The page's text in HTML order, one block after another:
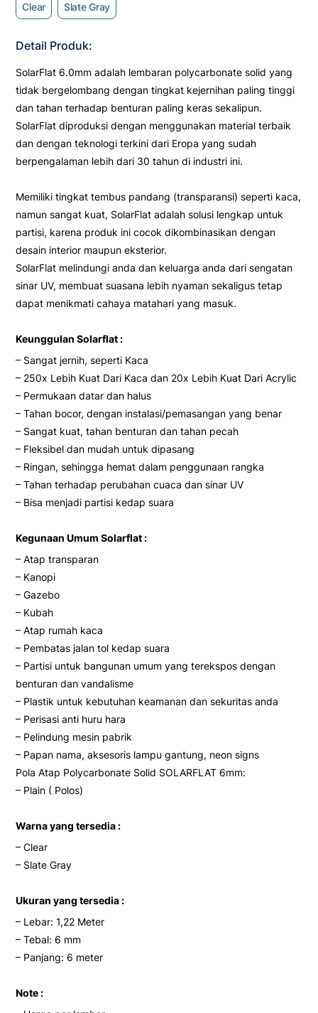
Clear Slate Gray
Detail Produk:
SolarFlat 6.0mm adalah lembaran polycarbonate solid yang
tidak bergelombang dengan tingkat kejernihan paling tinggi
dan tahan terhadap benturan paling keras sekalipun.
SolarFlat diproduksi dengan menggunakan material terbaik
dan dengan teknologi terkini dari Eropa yang sudah
berpengalaman lebih dari 30 tahun di industri ini.
Memiliki tingkat tembus pandang (transparansi) seperti kaca,
namun sangat kuat, SolarFlat adalah solusi lengkap untuk
partisi, karena produk ini cocok dikombinasikan dengan
desain interior maupun eksterior.
SolarFlat melindungi anda dan keluarga anda dari sengatan
sinar UV, membuat suasana lebih nyaman sekaligus tetap
dapat menikmati cahaya matahari yang masuk.
Keunggulan Solarflat :
– Sangat jernih, seperti Kaca
– 250x Lebih Kuat Dari Kaca dan 20x Lebih Kuat Dari Acrylic
– Permukaan datar dan halus
– Tahan bocor, dengan instalasi/pemasangan yang benar
– Sangat kuat, tahan benturan dan tahan pecah
– Fleksibel dan mudah untuk dipasang
– Ringan, sehingga hemat dalam penggunaan rangka
– Tahan terhadap perubahan cuaca dan sinar UV
– Bisa menjadi partisi kedap suara
Kegunaan Umum Solarflat :
– Atap transparan
– Kanopi
– Gazebo
– Kubah
– Atap rumah kaca
– Pembatas jalan tol kedap suara
– Partisi untuk bangunan umum yang terekspos dengan
benturan dan vandalisme
– Plastik untuk kebutuhan keamanan dan sekuritas anda
– Perisasi anti huru hara
– Pelindung mesin pabrik
– Papan nama, aksesoris lampu gantung, neon signs
Pola Atap Polycarbonate Solid SOLARFLAT 6mm:
– Plain ( Polos)
Warna yang tersedia :
– Clear
– Slate Gray
Ukuran yang tersedia :
– Lebar: 1,22 Meter
– Tebal: 6 mm
– Panjang: 6 meter
Note :